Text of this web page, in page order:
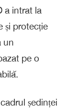
a intrat la
și protecție
un
pe o
ședinței